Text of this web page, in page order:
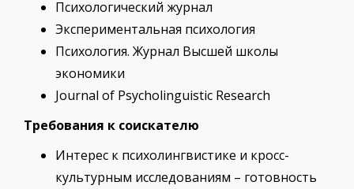
Психологический журнал
Экспериментальная психология
Психология. Журнал Высшей школы
экономики
Journal of Psycholinguistic Research
Требования к соискателю
Интерес к психолингвистике и кросс-
культурным исследованиям – готовность